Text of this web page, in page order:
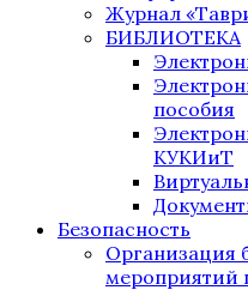
Журнал
БИБЛИОТЕКА
пособия
КУКИиТ
Безопасность
Организация
мероприятий